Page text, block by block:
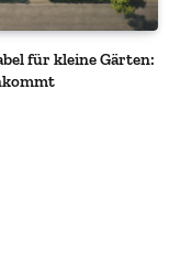
für kleine Gärten: